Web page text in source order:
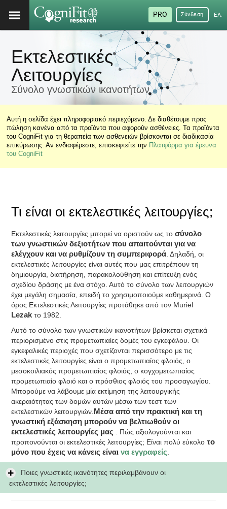
PRO Σύνδεση
Εκτελεστικές
Λειτουργίες
Σύνολο γνωστικών ικανοτήτων
Αυτή η σελίδα έχει πληροφοριακό περιεχόμενο. Δε διαθέτουμε προς
πώληση κανένα από τα προϊόντα που αφορούν ασθένειες. Τα προϊόντα
του CogniFit για τη θεραπεία των ασθενειών βρίσκονται σε διαδικασία
επικύρωσης. Αν ενδιαφέρεστε, επισκεφτείτε την Πλατφόρμα για έρευνα
του CogniFit
Τι είναι οι εκτελεστικές λειτουργίες;
Εκτελεστικές λειτουργίες μπορεί να οριστούν ως τοσύνολο
των γνωστικών δεξιοτήτων που απαιτούνται για να
ελέγχουν και να ρυθμίζουν τη συμπεριφορά . Δηλαδή, οι
εκτελεστικές λειτουργίες είναι αυτές που μας επιτρέπουν τη
δημιουργία, διατήρηση, παρακολούθηση και επίτευξη ενός
σχεδίου δράσης με ένα στόχο. Αυτό το σύνολο των λειτουργιών
έχει μεγάλη σημασία, επειδή το χρησιμοποιούμε καθημερινά. Ο
όρος Εκτελεστικές Λειτουργίες προτάθηκε από τον Muriel
Lezak το 1982.
Αυτό το σύνολο των γνωστικών ικανοτήτων βρίσκεται σχετικά
περιορισμένο στις προμετωπιαίες δομές του εγκεφάλου. Οι
εγκεφαλικές περιοχές που σχετίζονται περισσότερο με τις
εκτελεστικές λειτουργίες είναι ο προμετωπιαίος φλοιός, ο
μεσοκοιλιακός προμετωπιαίος φλοιός, ο κογχομετωπιαίος
προμετωπιαίο φλοιό και ο πρόσθιος φλοιός του προσαγωγίου.
Μπορούμε να λάβουμε μία εκτίμηση της λειτουργικής
ακεραιότητας των δομών αυτών μέσω των τεστ των
εκτελεστικών λειτουργιών. Μέσα από την πρακτική και τη
γνωστική εξάσκηση μπορούν να βελτιωθούν οι
εκτελεστικές λειτουργίες μας
. Πώς αξιολογούνται και
προπονούνται οι εκτελεστικές λειτουργίες; Είναι πολύ εύκολοτο
μόνο που έχεις να κάνεις είναινα εγγραφείς
Ποιες γνωστικές ικανότητες περιλαμβάνουν οι
εκτελεστικές λειτουργίες;